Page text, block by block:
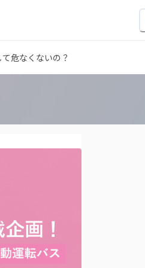
危なくないの？